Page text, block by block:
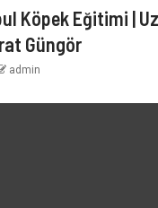
Köpek Eğitimi |
Güngör
admin